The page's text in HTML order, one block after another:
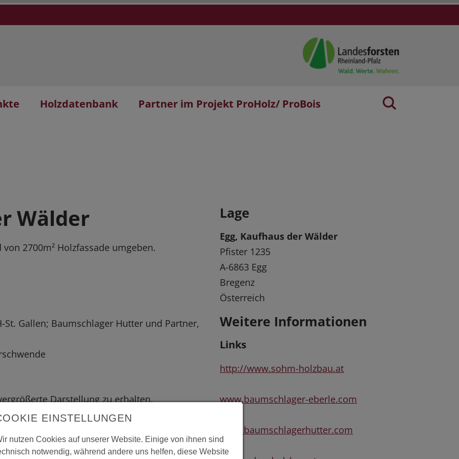
Holzdatenbank Partner im Projekt ProHolz/ ProBois
Wälder
2700m² Holzfassade umgeben.
Gallen; Baumschlager Hutter und Partner,
Darstellung zu erhalten.
Lage
Egg, Kaufhaus der Wälder
Pfister 1235
A-6863 Egg
Bregenz
Österreich
Weitere Informationen
Links
http://www.sohm-holzbau.at
www.baumschlager-eberle.com
www.baumschlagerhutter.com
EINSTELLUNGEN
nutzen Cookies auf unserer Website. Einige von ihnen sind
notwendig, während andere uns helfen, diese Website